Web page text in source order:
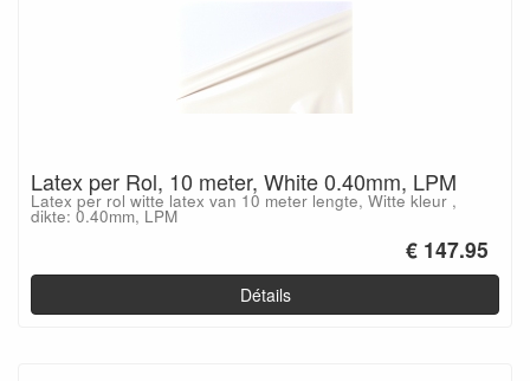
Latex per Rol, 10 meter, White 0.40mm, LPM
Latex per rol witte latex van 10 meter lengte, Witte kleur ,
dikte: 0.40mm, LPM
€ 147.95
Détails